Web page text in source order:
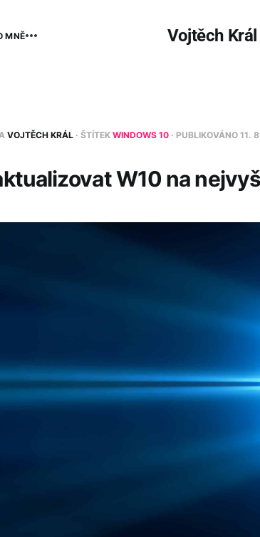
Vojtěch Král
MNĚ
VOJTĚCH KRÁL · ŠTÍTEK WINDOWS 10 · PUBLIKOVÁNO 11.
W10 na